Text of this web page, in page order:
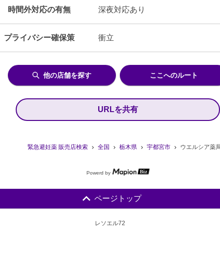
緊急避妊薬 販売店検索 全国 栃木県 宇都宮市 ウエルシア薬
時間外対応の有無 深夜対応あり
プライバシー確保策 衝立
他の店舗を探す ここへのルート
URLを共有
Powerd by
ページトップ
レソエル72